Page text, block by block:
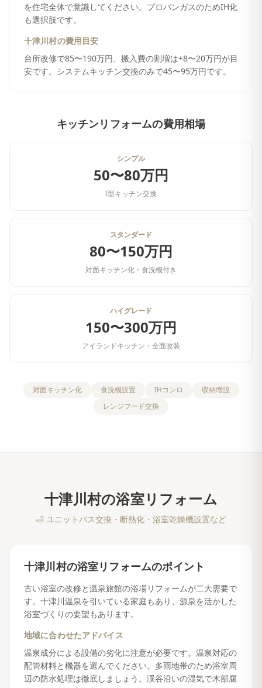
を住宅全体で意識してください。プロパンガスのためIH化
も選択肢です。
十津川村の費用目安
台所改修で85〜190万円、搬入費の割増は+8〜20万円が目
安です。システムキッチン交換のみで45〜95万円です。
キッチンリフォームの費用相場
シンプル
50〜80万円
I型キッチン交換
スタンダード
80〜150万円
対面キッチン化・食洗機付き
ハイグレード
150〜300万円
アイランドキッチン・全面改装
対面キッチン化 食洗機設置 IHコンロ
収納増設
レンジフード交換
十津川村の浴室リフォーム
🛁 ユニットバス交換・断熱化・浴室乾燥機設置など
十津川村の浴室リフォームのポイント
古い浴室の改修と温泉旅館の浴場リフォームが二大需要で
す。十津川温泉を引いている家庭もあり、源泉を活かした
浴室づくりの要望もあります。
地域に合わせたアドバイス
温泉成分による設備の劣化に注意が必要です。温泉対応の
配管材料と機器を選んでください。多雨地帯のため浴室周
辺の防水処理は徹底しましょう。渓谷沿いの湿気で木部腐